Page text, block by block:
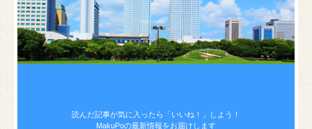
読んだ記事が気に入ったら 「いいね！」しよう！
MakuPoの最新情報をお届けします